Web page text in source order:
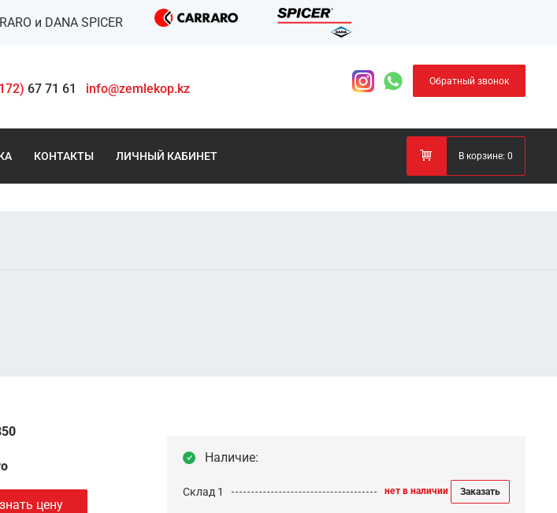
и DANA SPICER
67 71 61 info@zemlekop.kz Обратный звонок
КОНТАКТЫ ЛИЧНЫЙ КАБИНЕТ В корзине: 0
цену
Наличие:
Склад 1 нет в наличии Заказать